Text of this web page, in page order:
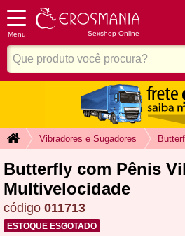
Menu Sexshop Online
Vibradores e Sugadores
Butterfly com Pênis
Multivelocidade
código 011713
ESTOQUE ESGOTADO